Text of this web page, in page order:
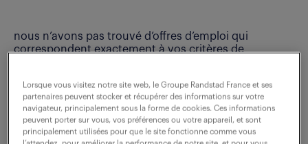
nous n’avons pas trouvé d’offres d’emploi qui
correspondent exactement à vos critères de
ne ratez aucune
Lorsque vous visitez notre site web, le Groupe Randstad France et ses
partenaires peuvent stocker et récupérer des informations sur votre
navigateur, principalement sous la forme de cookies. Ces informations
peuvent porter sur vous, vos préférences ou votre appareil, et sont
principalement utilisées pour que le site fonctionne comme vous